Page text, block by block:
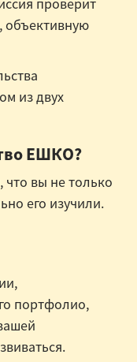
объективную
из двух
ЕШКО?
вы не только
его изучили.
портфолио,